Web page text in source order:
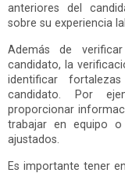
anteriores del
sobre su experiencia
Además de
candidato, la
identificar
candidato. Por
proporcionar
trabajar en equipo
ajustados.
Es importante tener